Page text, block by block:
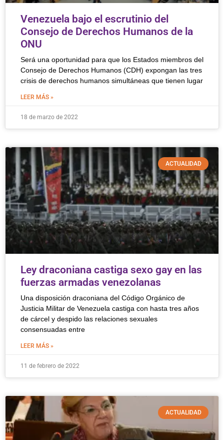
Venezuela bajo el escrutinio del
Consejo de Derechos Humanos de la
ONU
Será una oportunidad para que los Estados miembros del
Consejo de Derechos Humanos (CDH) expongan las tres
crisis de derechos humanos simultáneas que tienen lugar
LEER MÁS »
18 de marzo de 2022
ACTUALIDAD
Ley draconiana castiga sexo gay en las
fuerzas armadas venezolanas
Una disposición draconiana del Código Orgánico de
Justicia Militar de Venezuela castiga con hasta tres años
de cárcel y despido las relaciones sexuales
consensuadas entre
LEER MÁS »
11 de febrero de 2022
ACTUALIDAD